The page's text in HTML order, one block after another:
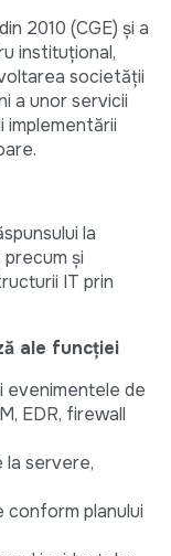
2010 (CGE) și a
instituțional,
societății
a unor servicii
implementării
la
și
IT prin
ale funcției
evenimentele de
EDR, firewall
la servere,
conform planului